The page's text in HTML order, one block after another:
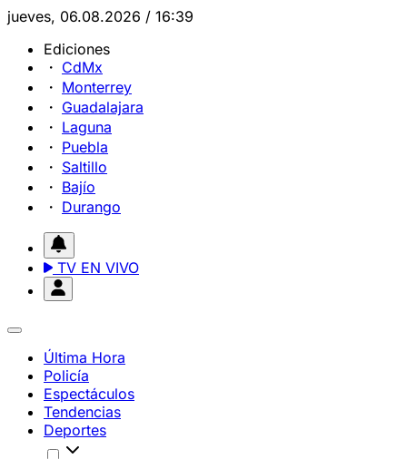
jueves, 06.08.2026 / 16:39
Ediciones
CdMx
Monterrey
Guadalajara
Laguna
Puebla
Saltillo
Bajío
Durango
TV EN VIVO
Última Hora
Policía
Espectáculos
Tendencias
Deportes